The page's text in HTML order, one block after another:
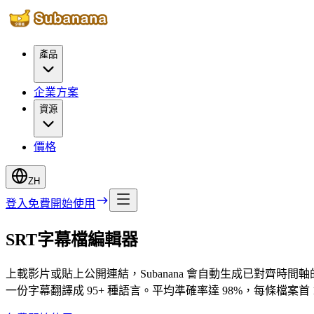
產品
企業方案
資源
價格
ZH
登入 免費開始使用
SRT字幕檔編輯器
上載影片或貼上公開連結，Subanana 會自動生成已對齊時
一份字幕翻譯成 95+ 種語言。平均準確率達 98%，每條檔案首